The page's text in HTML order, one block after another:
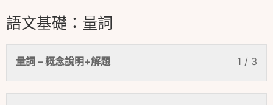
語文基礎：量詞
1 / 3
量詞 – 概念說明+解題